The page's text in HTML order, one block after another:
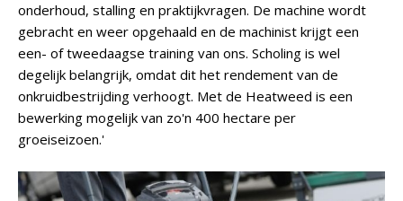
onderhoud, stalling en praktijkvragen. De machine wordt
gebracht en weer opgehaald en de machinist krijgt een
een- of tweedaagse training van ons. Scholing is wel
degelijk belangrijk, omdat dit het rendement van de
onkruidbestrijding verhoogt. Met de Heatweed is een
bewerking mogelijk van zo'n 400 hectare per
groeiseizoen.'